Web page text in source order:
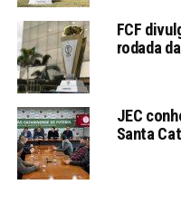
FCF
rodada
JEC
Santa